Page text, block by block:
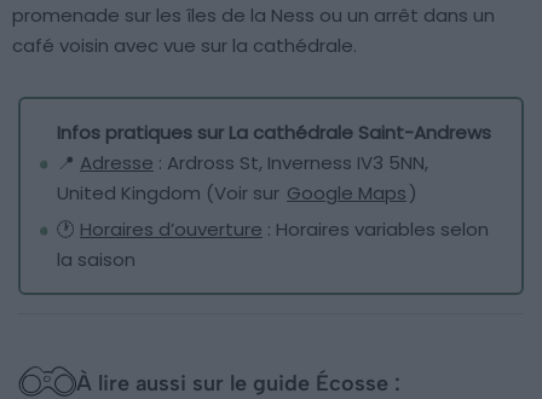
promenade sur les îles de la Ness ou un arrêt dans un
café voisin avec vue sur la cathédrale.
Infos pratiques sur La cathédrale Saint-Andrews
📍 Adresse : Ardross St, Inverness IV3 5NN,
United Kingdom (Voir sur Google Maps)
🕐 Horaires d’ouverture : Horaires variables selon
la saison
À lire aussi sur le guide Écosse :